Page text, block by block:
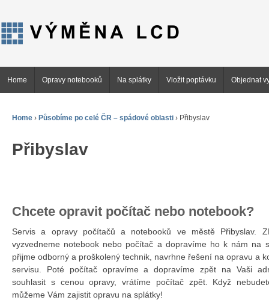
Home Opravy notebooků Na splátky Vložit poptávku Objednat
Home › Působíme po celé ČR – spádové oblasti › Přibyslav
Přibyslav
Chcete opravit počítač nebo notebook?
Servis a opravy počítačů a notebooků ve městě Přibyslav.
vyzvedneme notebook nebo počítač a dopravíme ho k nám na
přijme odborný a proškolený technik, navrhne řešení na opravu a
servisu. Poté počítač opravíme a dopravíme zpět na Vaši
souhlasit s cenou opravy, vrátíme počítač zpět. Když
můžeme Vám zajistit opravu na splátky!